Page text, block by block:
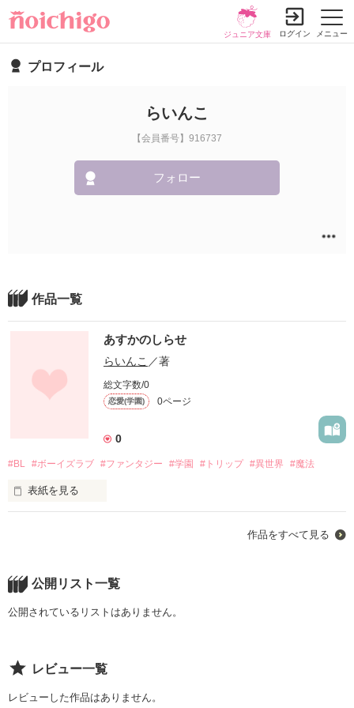
メニュー
ジュニア文庫 ログイン
プロフィール
らいんこ
【会員番号】916737
フォロー
作品一覧
あすかのしらせ
らいんこ ／著
総文字数/0
恋愛(学園) 0ページ
0
#BL #ボーイズラブ #ファンタジー #学園 #トリップ #異世界 #魔法
表紙を見る
える。
顔は綺麗系で、
悪友に呼び出された、そこには見慣れないものが…。
作品をすべて見る
公開リスト一覧
公開されているリストはありません。
レビュー一覧
レビューした作品はありません。